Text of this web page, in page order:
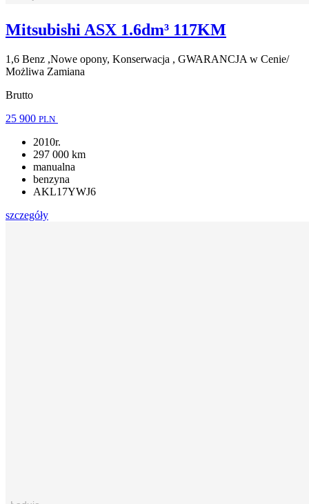
Mitsubishi ASX 1.6dm³ 117KM
1,6 Benz ,Nowe opony, Konserwacja , GWARANCJA w Cenie/
Możliwa Zamiana
Brutto
25 900 PLN
2010r.
297 000 km
manualna
benzyna
AKL17YWJ6
szczegóły